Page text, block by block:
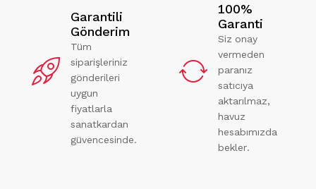
Garantili
Gönderim
Tüm
siparişleriniz
gönderileri
uygun
fiyatlarla
sanatkardan
güvencesinde.
100%
Garanti
Siz onay
vermeden
paranız
satıcıya
aktarılmaz,
havuz
hesabımızda
bekler.